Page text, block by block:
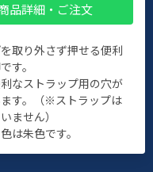
品詳細・ご注文
取り外さず押せる便利
す。
なストラップ用の穴が
す。（※ストラップは
ません）
は朱色です。